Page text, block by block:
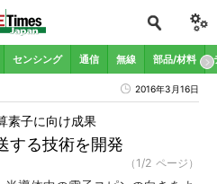
センシング 通信 無線 部品/材料
2016年3月16日
する技術を開発
素子に向け成果
（1/2 ページ）